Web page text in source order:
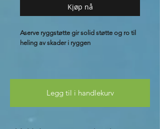
Kjøp nå
Aserve ryggstøtte gir solid støtte og ro til
heling av skader i ryggen
borrelåser på både ryggstøtten og
Legg til i handlekurv